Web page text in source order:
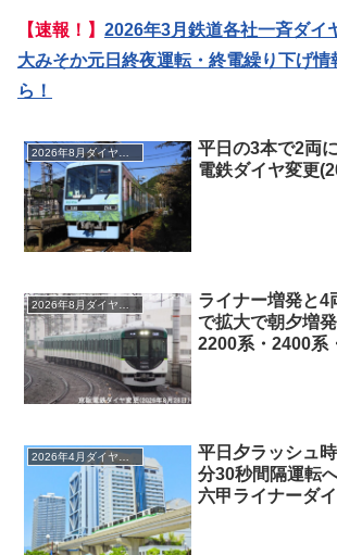
【速報！】 2026年3月鉄道各社一斉ダイ
大みそか元日終夜運転・終電繰り下げ情
ら！
2026年8月ダイヤ改正
平日の3本で2両
電鉄ダイヤ変更
ライナー増発と4
で拡大で朝夕増
2200系・2400系
2026年4月ダイヤ改正
平日夕ラッシュ
分30秒間隔運転
六甲ライナーダ